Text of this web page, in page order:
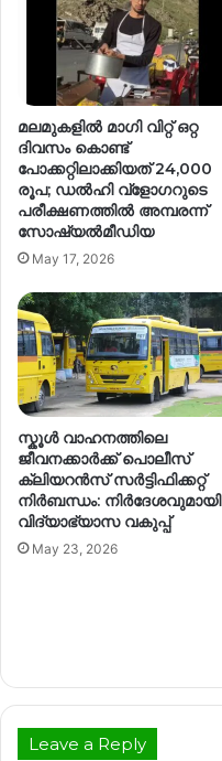
മലമുകളിൽ മാഗി വിറ്റ് ഒറ്റ
ദിവസം കൊണ്ട്
പോക്കറ്റിലാക്കിയത് 24,000
രൂപ; ഡൽഹി വ്ളോഗറുടെ
പരീക്ഷണത്തിൽ അമ്പരന്ന്
സോഷ്യൽമീഡിയ
May 17, 2026
സ്കൂള്‍ വാഹനത്തിലെ
ജീവനക്കാർക്ക് പൊലീസ്
ക്ലിയറന്‍സ് സര്‍ട്ടിഫിക്കറ്റ്
നിര്‍ബന്ധം: നിര്‍ദേശവുമായി
വിദ്യാഭ്യാസ വകുപ്പ്
May 23, 2026
Leave a Reply